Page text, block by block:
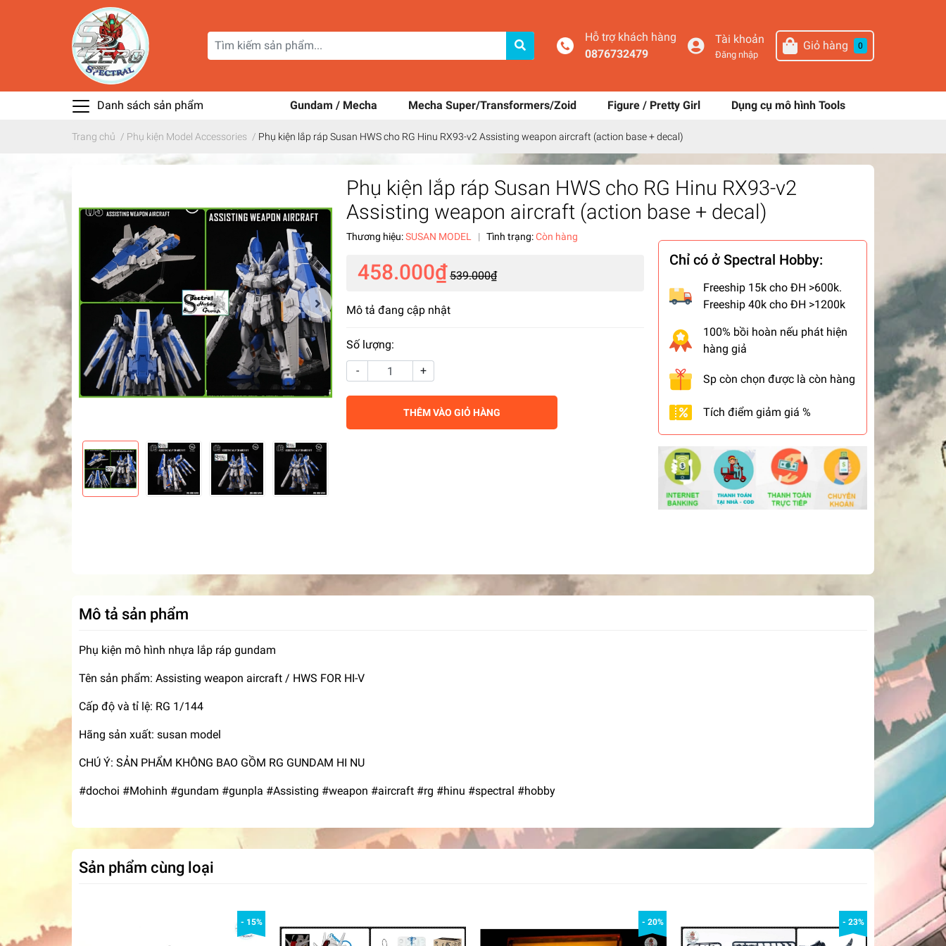
Hỗ trợ khách hàng
0876732479
Tài khoản
Đăng nhập
Giỏ hàng 0
Danh sách sản phẩm Gundam / Mecha Mecha Super/Transformers/Zoid Figure / Pretty Girl Dụng cụ mô hình Tools
Trang chủ / Phụ kiện Model Accessories / Phụ kiện lắp ráp Susan HWS cho RG Hinu RX93-v2 Assisting weapon aircraft (action base + decal)
Phụ kiện lắp ráp Susan HWS cho RG Hinu RX93-v2
Assisting weapon aircraft (action base + decal)
Thương hiệu:SUSAN MODEL | Tình trạng:Còn hàng
458.000₫ 539.000₫
Mô tả đang cập nhật
Số lượng:
-
+
THÊM VÀO GIỎ HÀNG
Chỉ có ở Spectral Hobby:
Freeship 15k cho ĐH >600k.
Freeship 40k cho ĐH >1200k
100% bồi hoàn nếu phát hiện
hàng giả
Sp còn chọn được là còn hàng
Tích điểm giảm giá %
Mô tả sản phẩm
Phụ kiện mô hình nhựa lắp ráp gundam
Tên sản phẩm: Assisting weapon aircraft / HWS FOR HI-V
Cấp độ và tỉ lệ: RG 1/144
Hãng sản xuất: susan model
CHÚ Ý: SẢN PHẨM KHÔNG BAO GỒM RG GUNDAM HI NU
#dochoi #Mohinh #gundam #gunpla #Assisting #weapon #aircraft #rg #hinu #spectral #hobby
Sản phẩm cùng loại
- 15% - 20% - 23%